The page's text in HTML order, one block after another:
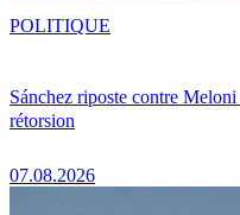
Sánchez riposte contre
rétorsion
07.08.2026
POLITIQUE